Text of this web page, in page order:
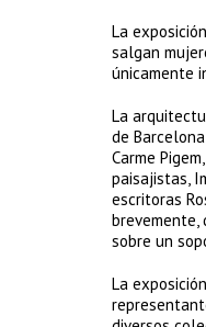
La
salgan
únicamente
La
de
Carme
paisajistas,
escritoras
brevemente,
sobre un
La